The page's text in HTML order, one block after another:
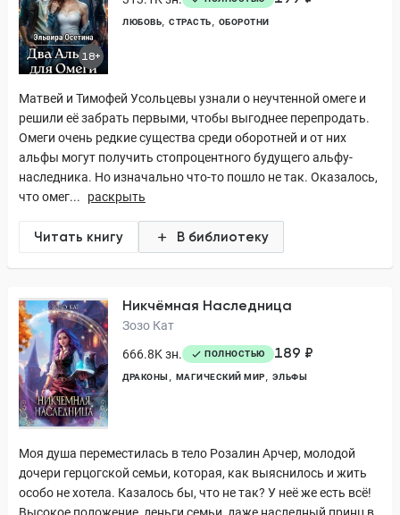
18+
ЛЮБОВЬ СТРАСТЬ ОБОРОТНИ
Матвей и Тимофей Усольцевы узнали о неучтенной омеге и
решили её забрать первыми, чтобы выгоднее перепродать.
Омеги очень редкие существа среди оборотней и от них
альфы могут получить стопроцентного будущего альфу-
наследника. Но изначально что-то пошло не так. Оказалось,
что омег...
раскрыть
Читать книгу В библиотеку
Никчёмная Наследница
Зозо Кат
666.8K зн.
ПОЛНОСТЬЮ 189 ₽
ДРАКОНЫ МАГИЧЕСКИЙ МИР ЭЛЬФЫ
Моя душа переместилась в тело Розалин Арчер, молодой
дочери герцогской семьи, которая, как выяснилось и жить
особо не хотела. Казалось бы, что не так? У неё же есть всё!